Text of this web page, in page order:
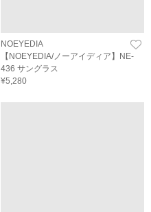
NOEYEDIA
【NOEYEDIA/ノーアイディア】NE-
436 サングラス
¥5,280